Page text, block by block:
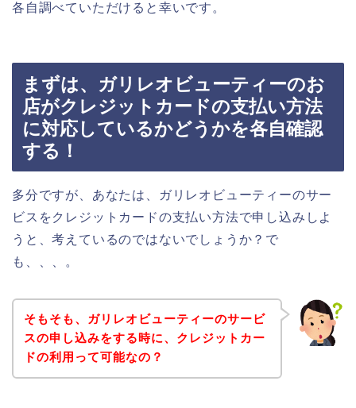
各自調べていただけると幸いです。
まずは、ガリレオビューティーのお
店がクレジットカードの支払い方法
に対応しているかどうかを各自確認
する！
多分ですが、あなたは、ガリレオビューティーのサー
ビスをクレジットカードの支払い方法で申し込みしよ
うと、考えているのではないでしょうか？で
も、、、。
そもそも、ガリレオビューティーのサービ
スの申し込みをする時に、クレジットカー
ドの利用って可能なの？